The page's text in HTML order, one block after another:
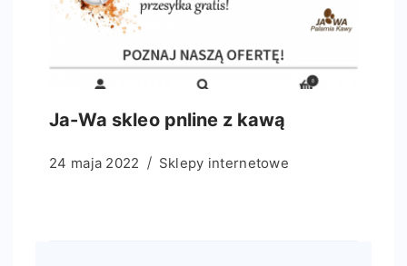
Ja-Wa skleo pnline z kawą
24 maja 2022 Sklepy internetowe